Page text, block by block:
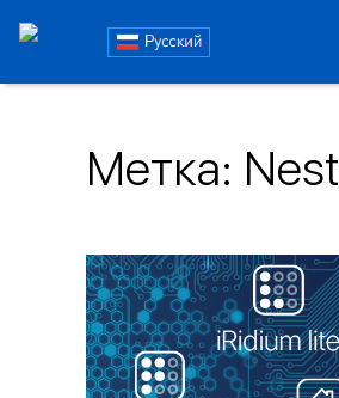
Блог
iRidi
Метка: Nest